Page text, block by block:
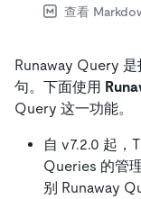
查看
Runaway Query
句。下面使用
Query 这一功能。
自 v7.2.0 起，
Queries 的管
别 Runaway